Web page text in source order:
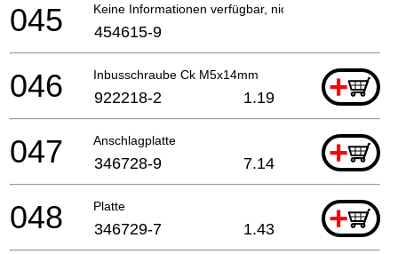
Keine Informationen verfügbar, nicht bestellbar
045 454615-9
Inbusschraube Ck M5x14mm +
046 922218-2 1.19
Anschlagplatte +
047 346728-9 7.14
Platte +
048 346729-7 1.43